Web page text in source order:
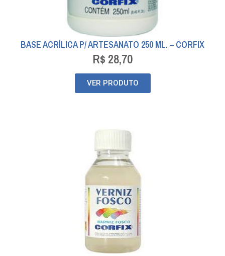
BASE ACRÍLICA P/ ARTESANATO 250 ML. – CORFIX
R$ 28,70
VER PRODUTO